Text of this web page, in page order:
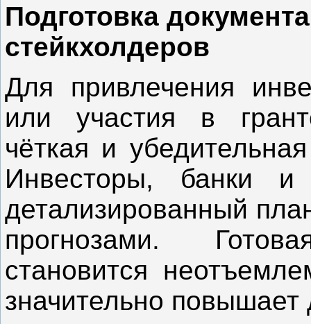
Подготовка
стейкхолдеров
Для привлечения
или участия в
чёткая и
Инвесторы, банки
детализированный
прогнозами.
становится
значительно